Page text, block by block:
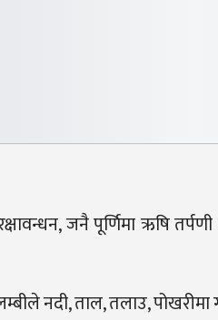
जनै पूर्णिमा ऋषि
नदी, ताल, तलाउ, पोखरीमा